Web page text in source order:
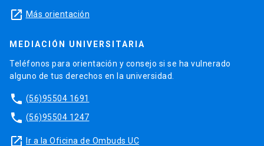
launch Más orientación
MEDIACIÓN UNIVERSITARIA
Teléfonos para orientación y consejo si se ha vulnerado
alguno de tus derechos en la universidad.
phone (56)95504 1691
phone (56)95504 1247
launch Ir a la Oficina de Ombuds UC